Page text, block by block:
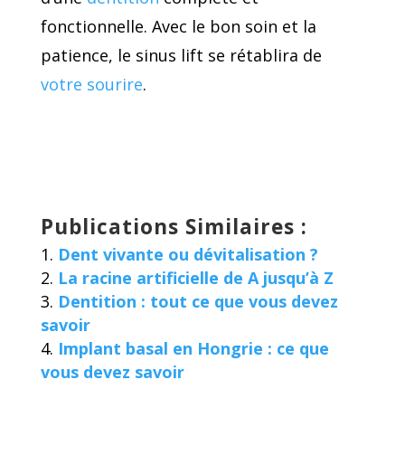
fonctionnelle. Avec le bon soin et la
patience, le sinus lift se rétablira de
votre sourire.
Publications Similaires :
Dent vivante ou dévitalisation ?
La racine artificielle de A jusqu’à Z
Dentition : tout ce que vous devez
savoir
Implant basal en Hongrie : ce que
vous devez savoir